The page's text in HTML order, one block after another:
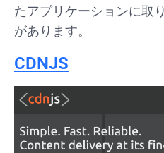
たアプリケーションに取
があります。
CDNJS